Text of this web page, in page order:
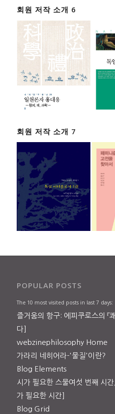
회원 저작 소개 6
회원 저작 소개 7
POPULAR POSTS
The 10 most visited posts in last 7 days:
즐거움의 항구: 에피쿠로스의 『
다]
webzinephilosophy Home
가라리 네히어라-'물질'이란?
Blog Elements
시가 필요한 스물여섯 번째 시간
가 필요한 시간]
Blog Grid